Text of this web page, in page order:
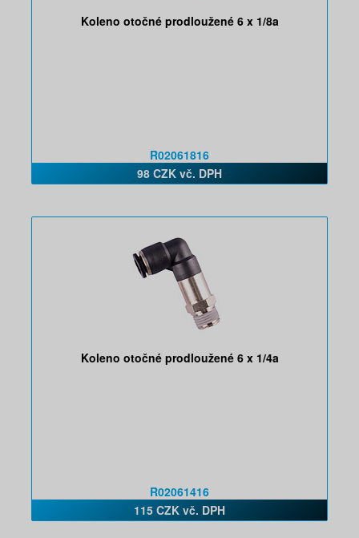
Koleno otočné prodloužené 6 x 1/8a
R02061816
98 CZK vč. DPH
Koleno otočné prodloužené 6 x 1/4a
R02061416
115 CZK vč. DPH